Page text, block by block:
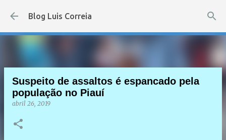
Pular para o conteúdo principal
Blog Luis Correia
Suspeito de assaltos é espancado pela
população no Piauí
abril 26, 2019